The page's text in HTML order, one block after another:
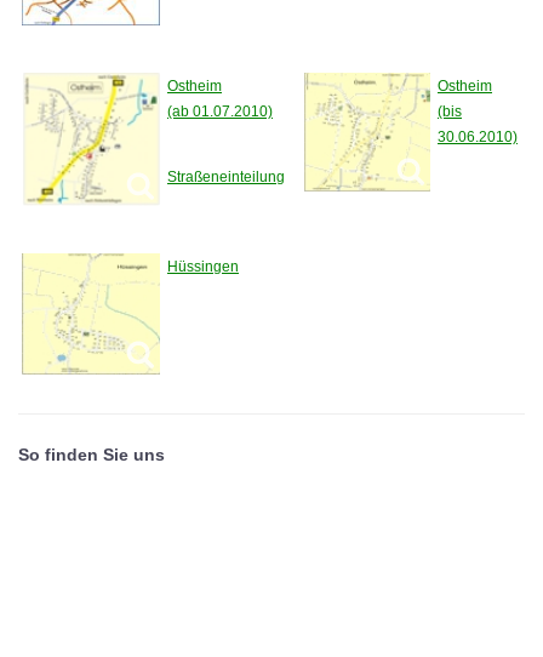
Ostheim
(ab 01.07.2010)
Straßeneinteilung
Ostheim
(bis
30.06.2010)
Hüssingen
So finden Sie uns